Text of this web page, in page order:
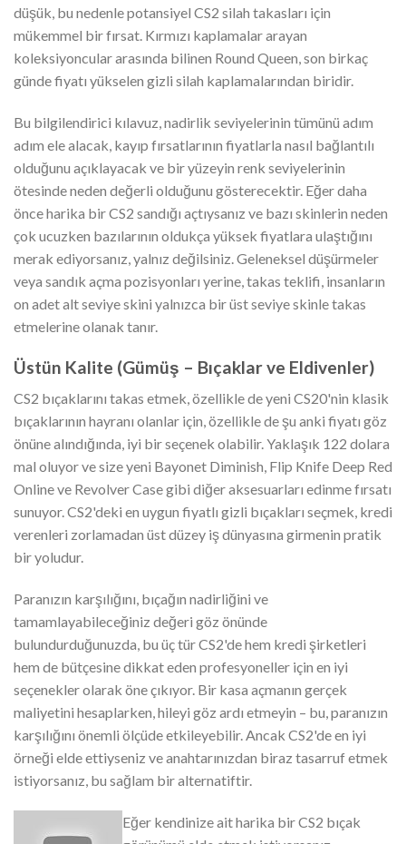
düşük, bu nedenle potansiyel CS2 silah takasları için
mükemmel bir fırsat. Kırmızı kaplamalar arayan
koleksiyoncular arasında bilinen Round Queen, son birkaç
günde fiyatı yükselen gizli silah kaplamalarından biridir.
Bu bilgilendirici kılavuz, nadirlik seviyelerinin tümünü adım
adım ele alacak, kayıp fırsatlarının fiyatlarla nasıl bağlantılı
olduğunu açıklayacak ve bir yüzeyin renk seviyelerinin
ötesinde neden değerli olduğunu gösterecektir. Eğer daha
önce harika bir CS2 sandığı açtıysanız ve bazı skinlerin neden
çok ucuzken bazılarının oldukça yüksek fiyatlara ulaştığını
merak ediyorsanız, yalnız değilsiniz. Geleneksel düşürmeler
veya sandık açma pozisyonları yerine, takas teklifi, insanların
on adet alt seviye skini yalnızca bir üst seviye skinle takas
etmelerine olanak tanır.
Üstün Kalite (Gümüş – Bıçaklar ve Eldivenler)
CS2 bıçaklarını takas etmek, özellikle de yeni CS20'nin klasik
bıçaklarının hayranı olanlar için, özellikle de şu anki fiyatı göz
önüne alındığında, iyi bir seçenek olabilir. Yaklaşık 122 dolara
mal oluyor ve size yeni Bayonet Diminish, Flip Knife Deep Red
Online ve Revolver Case gibi diğer aksesuarları edinme fırsatı
sunuyor. CS2'deki en uygun fiyatlı gizli bıçakları seçmek, kredi
verenleri zorlamadan üst düzey iş dünyasına girmenin pratik
bir yoludur.
Paranızın karşılığını, bıçağın nadirliğini ve
tamamlayabileceğiniz değeri göz önünde
bulundurduğunuzda, bu üç tür CS2'de hem kredi şirketleri
hem de bütçesine dikkat eden profesyoneller için en iyi
seçenekler olarak öne çıkıyor. Bir kasa açmanın gerçek
maliyetini hesaplarken, hileyi göz ardı etmeyin – bu, paranızın
karşılığını önemli ölçüde etkileyebilir. Ancak CS2'de en iyi
örneği elde ettiyseniz ve anahtarınızdan biraz tasarruf etmek
istiyorsanız, bu sağlam bir alternatiftir.
Eğer kendinize ait harika bir CS2 bıçak